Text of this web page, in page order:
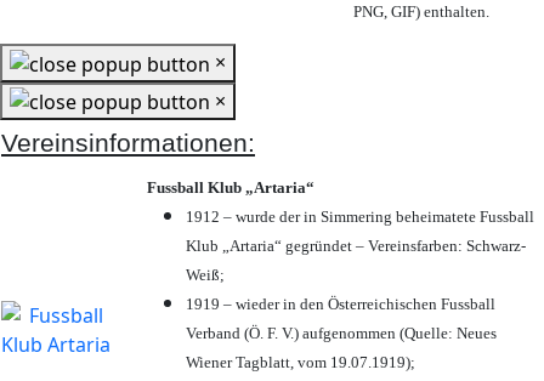
PNG, GIF) enthalten.
×
×
Vereinsinformationen:
Fussball Klub „Artaria“
1912 – wurde der in Simmering beheimatete Fussball
Klub „Artaria“ gegründet – Vereinsfarben: Schwarz-
Weiß;
1919 – wieder in den Österreichischen Fussball
Verband (Ö. F. V.) aufgenommen (Quelle: Neues
Wiener Tagblatt, vom 19.07.1919);